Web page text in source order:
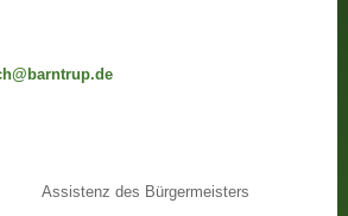
Assistenz des Bürgermeisters